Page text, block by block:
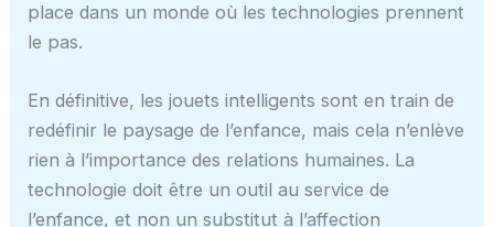
place dans un monde où les technologies prennent
le pas.
En définitive, les jouets intelligents sont en train de
redéfinir le paysage de l’enfance, mais cela n’enlève
rien à l’importance des relations humaines. La
technologie doit être un outil au service de
l’enfance, et non un substitut à l’affection